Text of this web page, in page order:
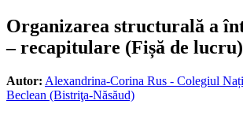
Organizarea structurală a
– recapitulare (Fișă de lucru)
Autor: Alexandrina-Corina Rus - Colegiul
Beclean (Bistriţa-Năsăud)